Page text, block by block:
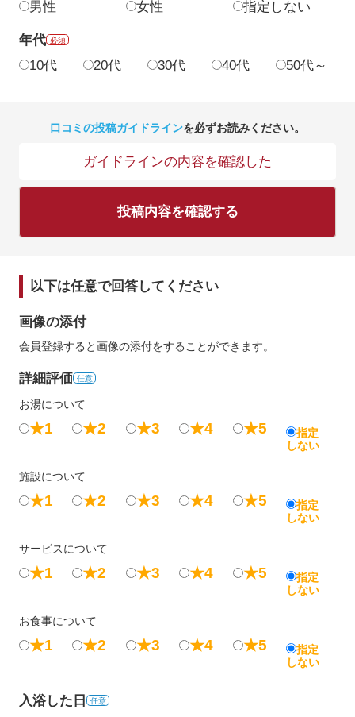
男性 女性 指定しない
年代 必須
10代 20代 30代 40代 50代～
口コミの投稿ガイドラインを必ずお読みください。
ガイドラインの内容を確認した
投稿内容を確認する
以下は任意で回答してください
画像の添付
会員登録すると画像の添付をすることができます。
詳細評価 任意
お湯について
★1 ★2 ★3 ★4 ★5
指定
しない
施設について
★1 ★2 ★3 ★4 ★5
指定
しない
サービスについて
★1 ★2 ★3 ★4 ★5
指定
しない
お食事について
★1 ★2 ★3 ★4 ★5
指定
しない
入浴した日 任意